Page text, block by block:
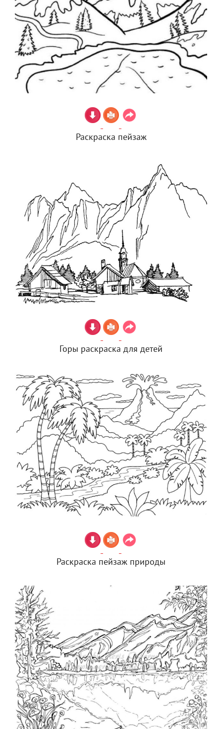
Раскраска пейзаж
Горы раскраска для детей
Раскраска пейзаж природы